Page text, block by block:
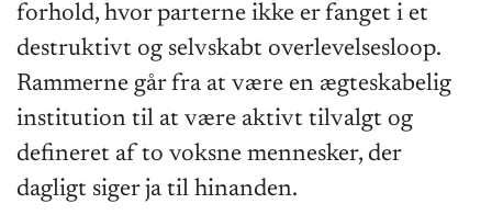
forhold, hvor parterne ikke er fanget i et
destruktivt og selvskabt overlevelsesloop.
Rammerne går fra at være en ægteskabelig
institution til at være aktivt tilvalgt og
defineret af to voksne mennesker, der
dagligt siger ja til hinanden.